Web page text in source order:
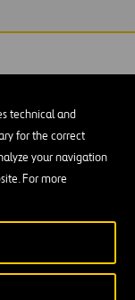
technical and
for the correct
your navigation
For more
filtros
aguas
los filtros 1 a 4, el
canales, todas
efluente,